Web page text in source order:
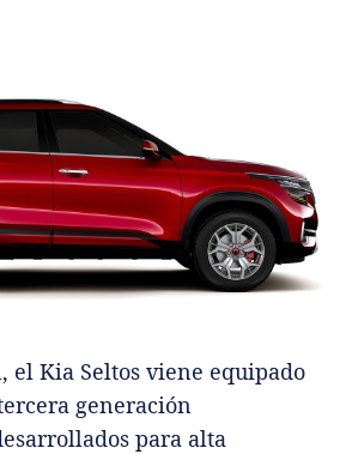
el Kia Seltos viene equipado
generación
para alta